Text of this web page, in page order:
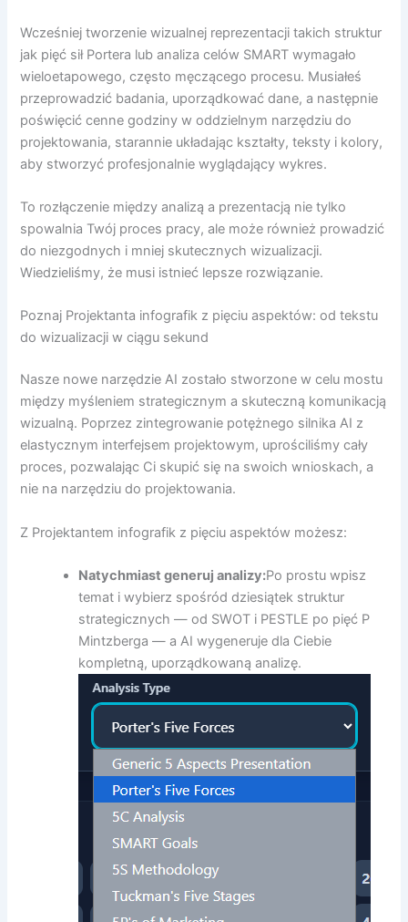
Wcześniej tworzenie wizualnej reprezentacji takich struktur
jak pięć sił Portera lub analiza celów SMART wymagało
wieloetapowego, często męczącego procesu. Musiałeś
przeprowadzić badania, uporządkować dane, a następnie
poświęcić cenne godziny w oddzielnym narzędziu do
projektowania, starannie układając kształty, teksty i kolory,
aby stworzyć profesjonalnie wyglądający wykres.
To rozłączenie między analizą a prezentacją nie tylko
spowalnia Twój proces pracy, ale może również prowadzić
do niezgodnych i mniej skutecznych wizualizacji.
Wiedzieliśmy, że musi istnieć lepsze rozwiązanie.
Poznaj Projektanta infografik z pięciu aspektów: od tekstu
do wizualizacji w ciągu sekund
Nasze nowe narzędzie AI zostało stworzone w celu mostu
między myśleniem strategicznym a skuteczną komunikacją
wizualną. Poprzez zintegrowanie potężnego silnika AI z
elastycznym interfejsem projektowym, uprościliśmy cały
proces, pozwalając Ci skupić się na swoich wnioskach, a
nie na narzędziu do projektowania.
Z Projektantem infografik z pięciu aspektów możesz:
Natychmiast generuj analizy:Po prostu wpisz
temat i wybierz spośród dziesiątek struktur
strategicznych — od SWOT i PESTLE po pięć P
Mintzberga — a AI wygeneruje dla Ciebie
kompletną, uporządkowaną analizę.